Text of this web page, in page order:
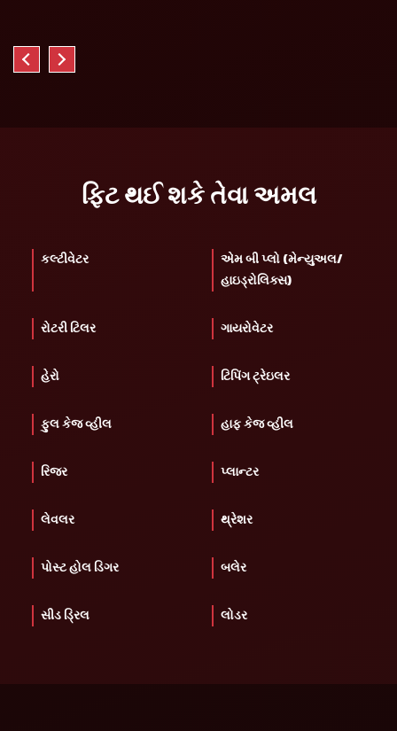
ફિટ થઈ શકે તેવા અમલ
કલ્ટીવેટર
એમ બી પ્લો (મેન્યુઅલ/
હાઇડ્રોલિક્સ)
રોટરી ટિલર ગાયરોવેટર
હેરો ટિપિંગ ટ્રેઇલર
ફુલ કેજ વ્હીલ હાફ કેજ વ્હીલ
રિજર પ્લાન્ટર
લેવલર થ્રેશર
પોસ્ટ હોલ ડિગર બલેર
સીડ ડ્રિલ લોડર